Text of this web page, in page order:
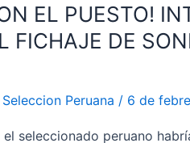
EL PUESTO!
FICHAJE DE
Seleccion Peruana / 6 de
el seleccionado peruano